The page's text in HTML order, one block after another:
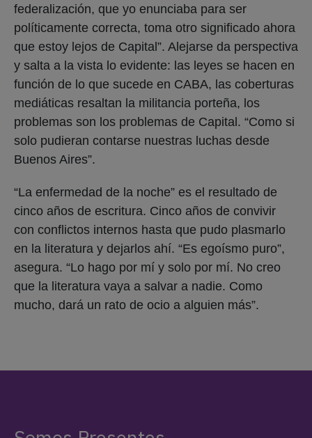
federalización, que yo enunciaba para ser
políticamente correcta, toma otro significado ahora
que estoy lejos de Capital”. Alejarse da perspectiva
y salta a la vista lo evidente: las leyes se hacen en
función de lo que sucede en CABA, las coberturas
mediáticas resaltan la militancia porteña, los
problemas son los problemas de Capital. “Como si
solo pudieran contarse nuestras luchas desde
Buenos Aires”.
“La enfermedad de la noche” es el resultado de
cinco años de escritura. Cinco años de convivir
con conflictos internos hasta que pudo plasmarlo
en la literatura y dejarlos ahí. “Es egoísmo puro”,
asegura. “Lo hago por mí y solo por mí. No creo
que la literatura vaya a salvar a nadie. Como
mucho, dará un rato de ocio a alguien más”.